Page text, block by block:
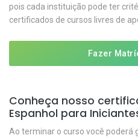
pois cada instituição pode ter
certificados de cursos livres de
Fazer
Conheça nosso
Espanhol para
Ao terminar o curso você poderá